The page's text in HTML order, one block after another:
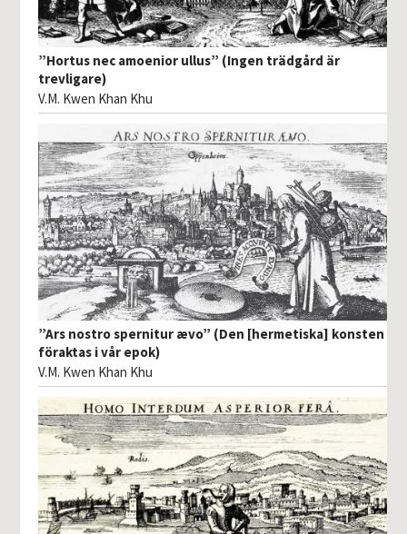
”Hortus nec amoenior ullus” (Ingen trädgård är
trevligare)
V.M. Kwen Khan Khu
”Ars nostro spernitur ævo” (Den [hermetiska] konsten
föraktas i vår epok)
V.M. Kwen Khan Khu